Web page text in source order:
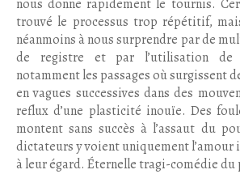
nous donne rapidement le tournis.
trouvé le processus trop répétitif,
néanmoins à nous surprendre par de
de registre et par l’utilisation de
notamment les passages où surgissent
en vagues successives dans des
reflux d’une plasticité inouïe. Des
montent sans succès à l’assaut du
dictateurs y voient uniquement l’amour
à leur égard. Éternelle tragi-comédie du